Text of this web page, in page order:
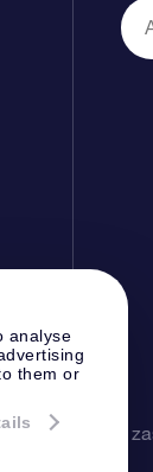
analyse
them or
prywatności i